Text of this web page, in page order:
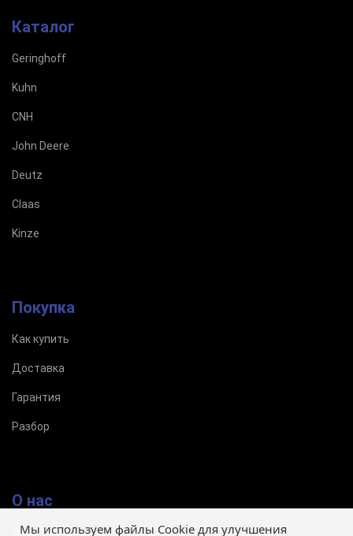
Мы используем файлы Cookie для улучшения
Каталог
Geringhoff
Kuhn
CNH
John Deere
Deutz
Claas
Kinze
Покупка
Как купить
Доставка
Гарантия
Разбор
О нас
О магазине